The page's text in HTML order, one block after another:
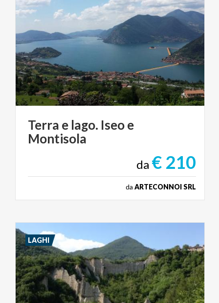
Terra e lago. Iseoe
Montisola
da € 210
da ARTECONNOI SRL
LAGHI